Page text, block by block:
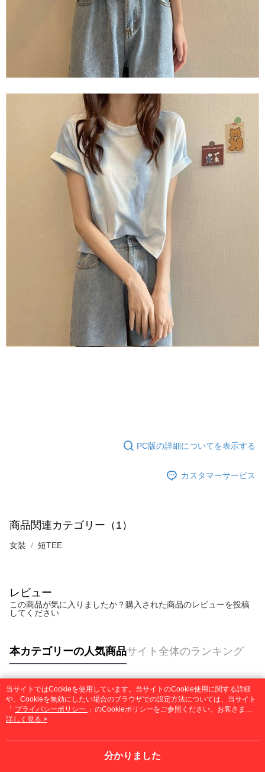
PC版の詳細についてを表示する
カスタマーサービス
商品関連カテゴリー（1）
女裝 短TEE
レビュー
この商品が気に入りましたか？購入された商品のレビューを投稿
してください
本カテゴリーの人気商品サイト全体のランキング
人気タグ
当サイトではCookieを使用しています。当サイトのCookie使用に関する詳細
や、Cookieを無効にしたい場合のブラウザでの設定方法については、当サイト
「 プライバシーポリシー 」のCookieポリシーをご参照ください。お客さま
が、当サイトを引き続き使用される場合、当社がサイト利用規約のCookieポリ
詳しく見る >
分かりました